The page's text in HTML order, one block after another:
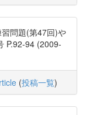
習問題(第47回)や
P.92-94 (2009-
(投稿一覧)